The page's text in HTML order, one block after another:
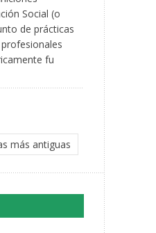
Social (o
de prácticas
fu
más antiguas